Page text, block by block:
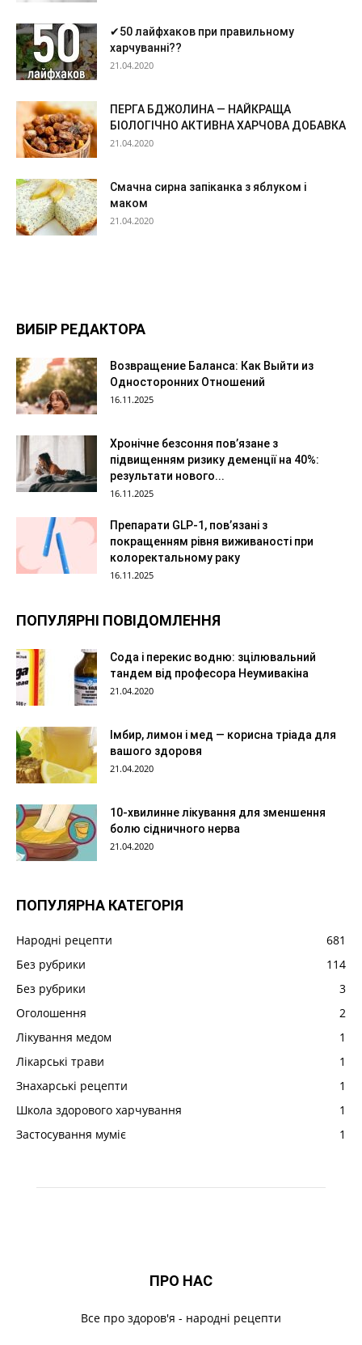
✔50 лайфхаков при правильному
харчуванні??
21.04.2020
ПЕРГА БДЖОЛИНА — НАЙКРАЩА
БІОЛОГІЧНО АКТИВНА ХАРЧОВА ДОБАВКА
21.04.2020
Смачна сирна запіканка з яблуком і
маком
21.04.2020
ВИБІР РЕДАКТОРА
Возвращение Баланса: Как Выйти из
Односторонних Отношений
16.11.2025
Хронічне безсоння пов’язане з
підвищенням ризику деменції на 40%:
результати нового...
16.11.2025
Препарати GLP-1, пов’язані з
покращенням рівня виживаності при
колоректальному раку
16.11.2025
ПОПУЛЯРНІ ПОВІДОМЛЕННЯ
Сода і перекис водню: зцілювальний
тандем від професора Неумивакіна
21.04.2020
Імбир, лимон і мед — корисна тріада для
вашого здоровя
21.04.2020
10-хвилинне лікування для зменшення
болю сідничного нерва
21.04.2020
ПОПУЛЯРНА КАТЕГОРІЯ
Народні рецепти
681
Без рубрики
114
Без рубрики
3
Оголошення
2
Лікування медом
1
Лікарські трави
1
Знахарські рецепти
1
Школа здорового харчування
1
Застосування муміє
1
ПРО НАС
Все про здоров'я - народні рецепти